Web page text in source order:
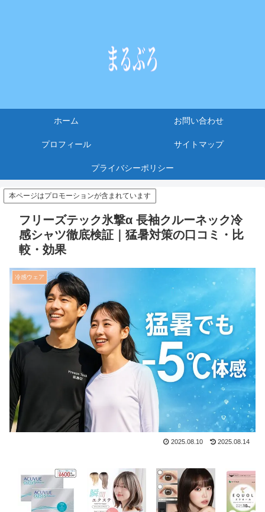
ホーム お問い合わせ
プロフィール サイトマップ
プライバシーポリシー
本ページはプロモーションが含まれています
フリーズテック氷撃α 長袖クルーネック冷
感シャツ徹底検証｜猛暑対策の口コミ・比
較・効果
冷感ウェア
2025.08.10 2025.08.14